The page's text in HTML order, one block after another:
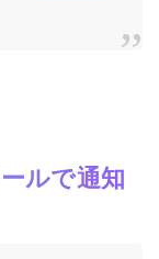
ルで通知